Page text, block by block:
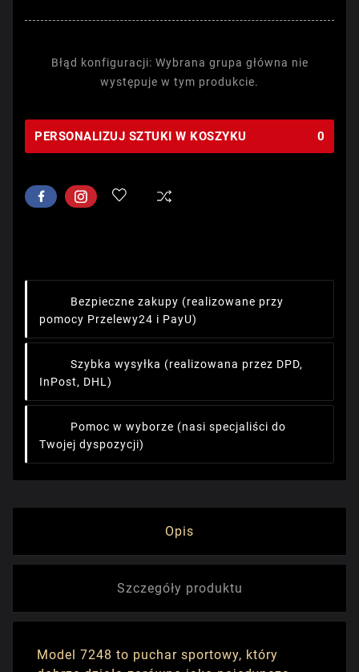
Błąd konfiguracji: Wybrana grupa główna nie
występuje w tym produkcie.
PERSONALIZUJ SZTUKI W KOSZYKU 0
Bezpieczne zakupy (realizowane przy
pomocy Przelewy24 i PayU)
Szybka wysyłka (realizowana przez DPD,
InPost, DHL)
Pomoc w wyborze (nasi specjaliści do
Twojej dyspozycji)
Opis
Szczegóły produktu
Model 7248 to puchar sportowy, który